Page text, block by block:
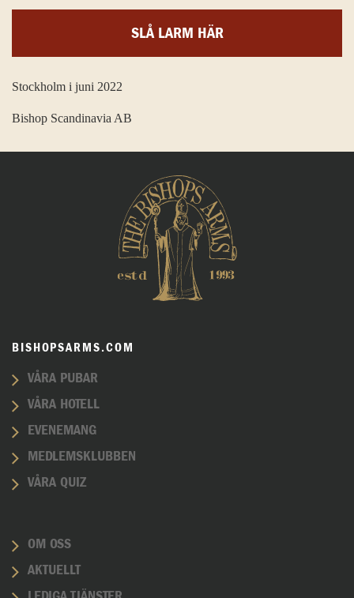
SLÅ LARM HÄR
Stockholm i juni 2022
Bishop Scandinavia AB
BISHOPSARMS.COM
VÅRA PUBAR
VÅRA HOTELL
EVENEMANG
MEDLEMSKLUBBEN
VÅRA QUIZ
OM OSS
AKTUELLT